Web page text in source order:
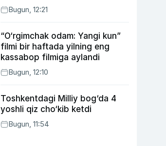
bo‘ldiBugun, 12:21
“O‘rgimchak odam: Yangi kun”
filmi bir haftada yilning eng
kassabop filmiga aylandi
Bugun, 12:10
Toshkentdagi Milliy bog‘da 4
yoshli qiz cho‘kib ketdi
Bugun, 11:54